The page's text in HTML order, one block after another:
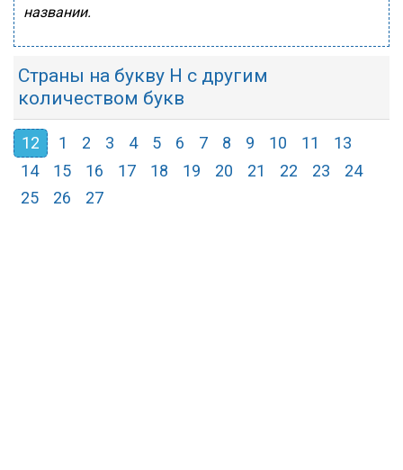
названии.
Страны на букву Н с другим
количеством букв
12 1 2 3 4 5 6 7 8 9 10 11
13
14
15 16 17 18 19 20 21 22 23
24
25
26 27